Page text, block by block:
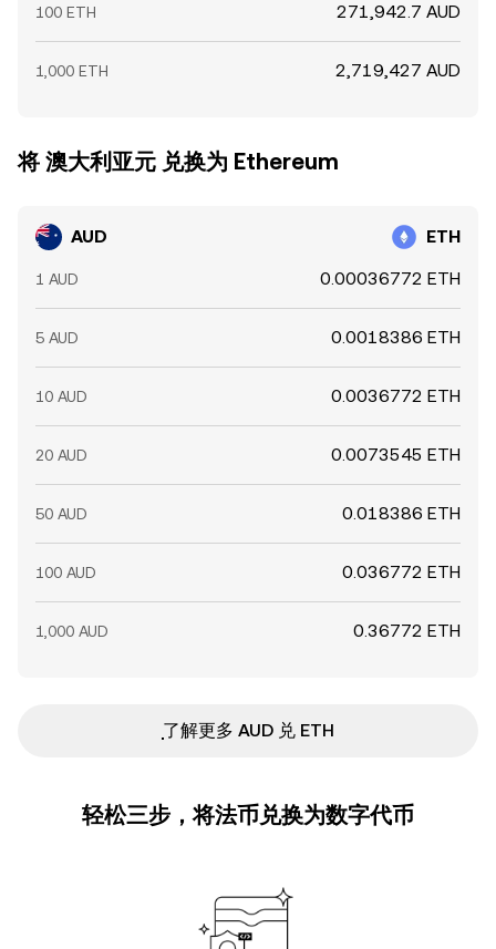
100 ETH 271,942.7 AUD
1,000 ETH 2,719,427 AUD
将 澳大利亚元 兑换为 Ethereum
AUD ETH
1 AUD 0.00036772 ETH
5 AUD 0.0018386 ETH
10 AUD 0.0036772 ETH
20 AUD 0.0073545 ETH
50 AUD 0.018386 ETH
100 AUD 0.036772 ETH
1,000 AUD 0.36772 ETH
ִִִִִִִִִִִִִִִִִִִִִִִִִִִִִִִִִִִִִִִִִִִִִִִ了解更多 AUD 兑 ETH
轻松三步，将法币兑换为数字代币